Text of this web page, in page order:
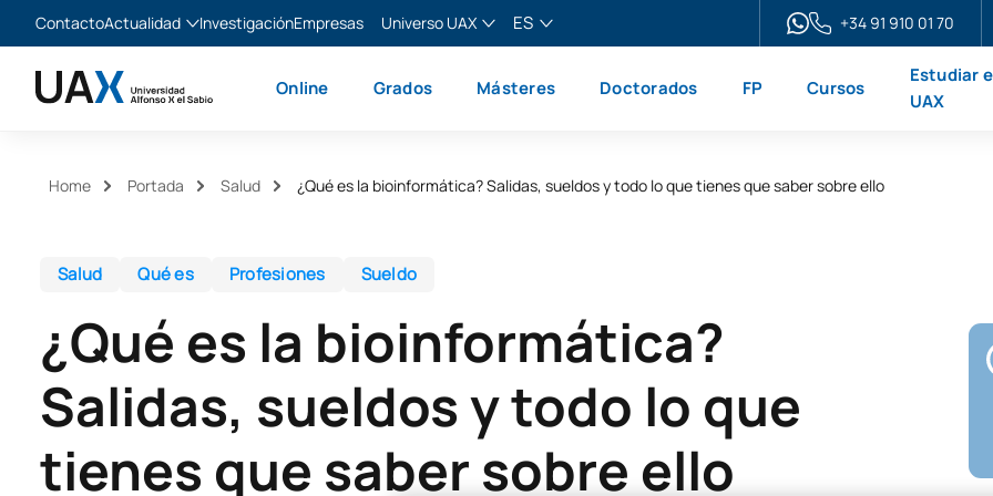
ContactoActualidad
Noticias
InvestigaciónEmpresas
Universo UAX
XTART
ES
English
+34 91 910 01 70
Online Grados Másteres Doctorados FP Cursos
Estudiar
UAX
Home Portada Salud ¿Qué es la bioinformática? Salidas, sueldos y todo lo que tienes que saber sobre ello
Salud Qué es Profesiones Sueldo
¿Qué es la bioinformática?
Salidas, sueldos y todo lo que
tienes que saber sobre ello